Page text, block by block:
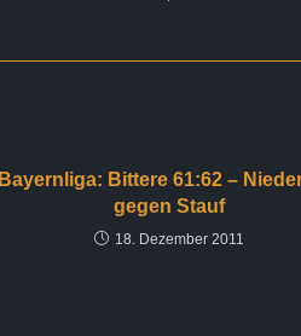
Bayernliga: Bittere 61:62 –
gegen Stauf
18. Dezember 2011